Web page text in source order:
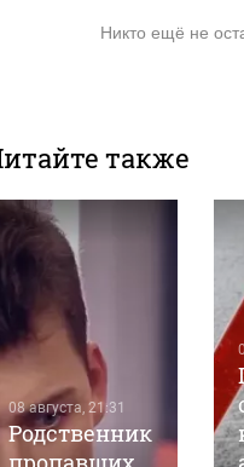
Никто ещё не
также
08 августа, 21:31
Родственник